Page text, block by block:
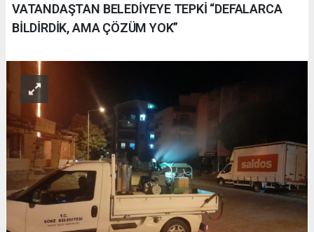
VATANDAŞTAN BELEDİYEYE TEPKİ “DEFALARCA
BİLDİRDİK, AMA ÇÖZÜM YOK”